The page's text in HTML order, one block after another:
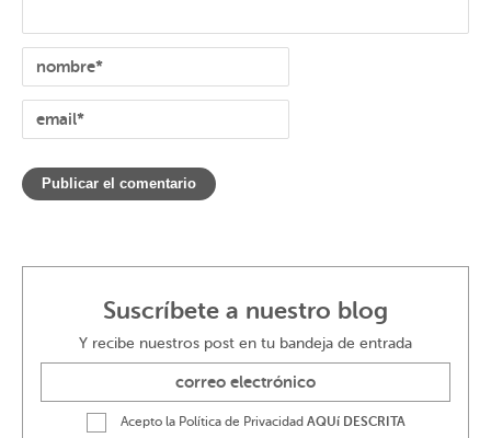
Suscríbete a nuestro blog
Y recibe nuestros post en tu bandeja de entrada
Acepto la Política de Privacidad AQUí DESCRITA